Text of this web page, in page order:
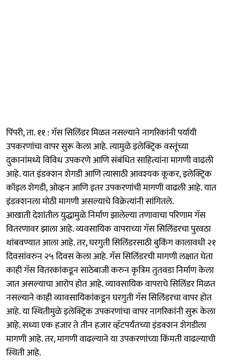
पिंपरी, ता. ११ : गॅस सिलिंडर मिळत नसल्याने नागरिकांनी पर्यायी
उपकरणांचा वापर सुरू केला आहे. त्यामुळे इलेक्ट्रिक वस्तूंच्या
दुकानांमध्ये विविध उपकरणे आणि संबंधित साहित्यांना मागणी वाढली
आहे. यात इंडक्शन शेगडी आणि त्यासाठी आवश्यक कूकर, इलेक्ट्रिक
कॉइल शेगडी, ओव्हन आणि इतर उपकरणांची मागणी वाढली आहे. यात
इंडक्शनला मोठी मागणी असल्याचे विक्रेत्यांनी सांगितले.
आखाती देशांतील युद्धामुळे निर्माण झालेल्या तणावाचा परिणाम गॅस
वितरणावर झाला आहे. व्यवसायिक वापराच्या गॅस सिलिंडरचा पुरवठा
थांबवण्यात आला आहे. तर, घरगुती सिलिंडरसाठी बुकिंग कालावधी २१
दिवसांवरुन २५ दिवस केला आहे. गॅस सिलिंडरची मागणी लक्षात घेता
काही गॅस वितरकांकडून साठेबाजी करुन कृत्रिम तुतवडा निर्माण केला
जात असल्याचा आरोप होत आहे. व्यावसायिक वापराचे सिलिंडर मिळत
नसल्याने काही व्यावसायिकांकडून घरगुती गॅस सिलिंडरचा वापर होत
आहे. या स्थितीमुळे इलेक्ट्रिक उपकरणांचा वापर नागरिकांनी सुरू केला
आहे. सध्या एक हजार ते तीन हजार व्हॅटपर्यंतच्या इंडक्शन शेगडीला
मागणी आहे. तर, मागणी वाढल्याने या उपकरणांच्या किंमती वाढल्याची
स्थिती आहे.